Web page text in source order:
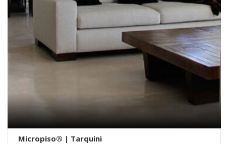
Micropiso® | Tarquini